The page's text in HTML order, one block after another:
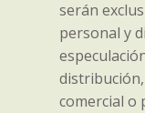
serán
personal y
comercial o